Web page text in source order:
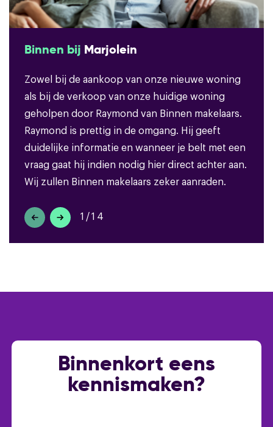
Binnen bij Marjolein
Zowel bij de aankoop van onze nieuwe woning
als bij de verkoop van onze huidige woning
geholpen door Raymond van Binnen makelaars.
Raymond is prettig in de omgang. Hij geeft
duidelijke informatie en wanneer je belt met een
vraag gaat hij indien nodig hier direct achter aan.
Wij zullen Binnen makelaars zeker aanraden.
1/14
Binnenkort eens
kennismaken?